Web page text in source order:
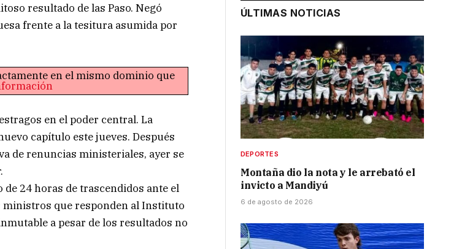
resultado de las Paso. Negó
frente a la tesitura asumida por
en el mismo dominio que
en el poder central. La
capítulo este jueves. Después
de renuncias ministeriales, ayer se
24 horas de trascendidos ante el
que responden al Instituto
a pesar de los resultados no
ÚLTIMAS NOTICIAS
DEPORTES
Montaña dio la nota y le arrebató el
invicto a Mandiyú
6 de agosto de 2026